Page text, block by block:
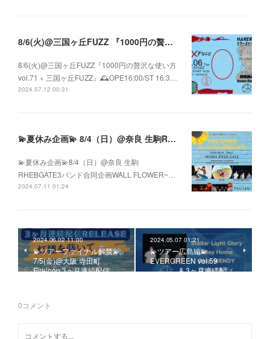
8/6(火)@三国ヶ丘FUZZ 『1000円の贅沢な使い方 vol.71 × 三国ヶ丘FUZZ』
8/6(火)@三国ヶ丘FUZZ『1000円の贅沢な使い方
vol.71 × 三国ヶ丘FUZZ』🕰️OPE16:00/ST 16:3…
2024.07.12 00:31
💫夏休み企画💫 8/4（日）@奈良 生駒RHEBGATE 3バンド合同企画 WALL FLOWER ~We Are From RHEB GATE~
💫夏休み企画💫8/4（日）@奈良 生駒
RHEBGATE3バンド合同企画WALL FLOWER~…
2024.07.11 01:24
2024.06.02 11:00
💫ツアーファイナル解禁💫
7/5(金)@大阪 寺田町
Fireloop 3ヶ月連続配信…
2024.05.07 01:21
💫ツアー広島編💫
EVERGREEN vol.59
& 3ヶ月連続配…
0コメント